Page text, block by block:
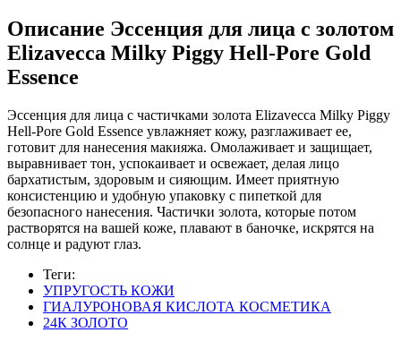
Описание Эссенция для лица с золотом
Elizavecca Milky Piggy Hell-Pore Gold
Essence
Эссенция для лица с частичками золота Elizavecca Milky Piggy
Hell-Pore Gold Essence увлажняет кожу, разглаживает ее,
готовит для нанесения макияжа. Омолаживает и защищает,
выравнивает тон, успокаивает и освежает, делая лицо
бархатистым, здоровым и сияющим. Имеет приятную
консистенцию и удобную упаковку с пипеткой для
безопасного нанесения. Частички золота, которые потом
растворятся на вашей коже, плавают в баночке, искрятся на
солнце и радуют глаз.
Теги:
УПРУГОСТЬ КОЖИ
ГИАЛУРОНОВАЯ КИСЛОТА КОСМЕТИКА
24К ЗОЛОТО